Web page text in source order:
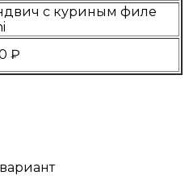
с куриным филе
₽